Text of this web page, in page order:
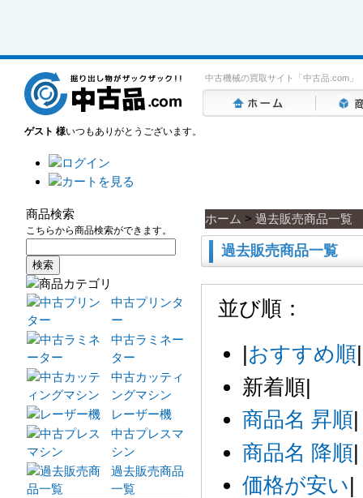
中古機械の買取サイト「中古品.com」
ゲスト 様いつもありがとうございます。
ホーム > 過去販売商品一覧
過去販売商品一覧
並び順：
|おすすめ順|
新着順|
商品名 昇順|
商品名 降順|
価格が安い|
商品検索
こちらから商品検索ができます。
中古プリンタ
ー
中古ラミネー
ター
中古カッティ
ングマシン
レーザー機
中古プレスマ
シン
過去販売商品
一覧